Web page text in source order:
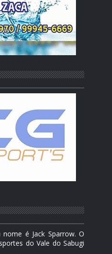
nome é Jack Sparrow. O
do Vale do Sabugi